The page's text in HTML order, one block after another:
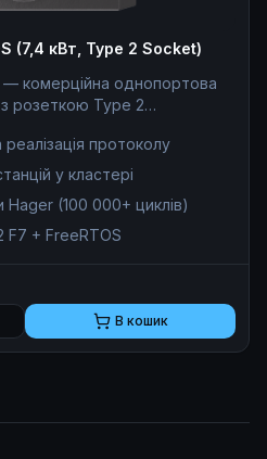
(7,4 кВт, Type 2 Socket)
— комерційна однопортова
з розеткою Type 2
масштабована зарядна
JSON, SGS-кластер до 7
мікроконтролер STM32 F7
Hager (100 000+ циклів),
корпус IK08, IP54.
Гарантія 12 місяців.
протоколу
у кластері
(100 000+ циклів)
F7 + FreeRTOS
В кошик